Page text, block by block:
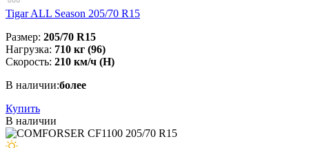
Tigar ALL Season 205/70 R15
Размер: 205/70 R15
Нагрузка: 710 кг (96)
Скорость: 210 км/ч (H)
В наличии:более
Купить
В наличии